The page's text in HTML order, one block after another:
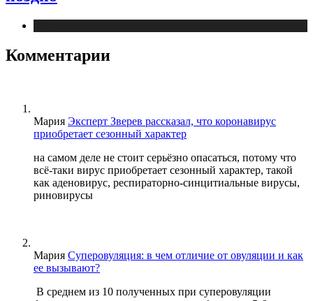
Комментарии
Мария Эксперт Зверев рассказал, что коронавирус
приобретает сезонный характер
на самом деле не стоит серьёзно опасаться, потому что
всё-таки вирус приобретает сезонный характер, такой
как аденовирус, респираторно-синцитиальные вирусы,
риновирусы
Мария Суперовуляция: в чем отличие от овуляции и как
ее вызывают?
В среднем из 10 полученных при суперовуляции